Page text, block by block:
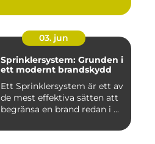
03. jun
Sprinklersystem: Grunden i
ett modernt brandskydd
Ett Sprinklersystem är ett av
de mest effektiva sätten att
begränsa en brand redan i ...